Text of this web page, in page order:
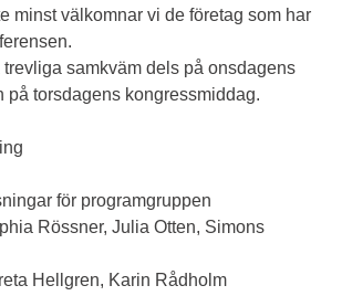
minst välkomnar vi de företag som har
trevliga samkväm dels på onsdagens
på torsdagens kongressmiddag.
för programgruppen
Rössner, Julia Otten, Simons
Hellgren, Karin Rådholm